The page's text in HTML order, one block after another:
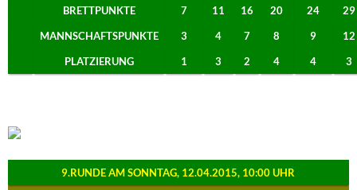
BRETTPUNKTE
7 11 16 20 24
29
MANNSCHAFTSPUNKTE
3 4 7 8 9
12
PLATZIERUNG
1 3 2 4 4 3
9.RUNDE AM SONNTAG, 12.04.2015, 10:00 UHR